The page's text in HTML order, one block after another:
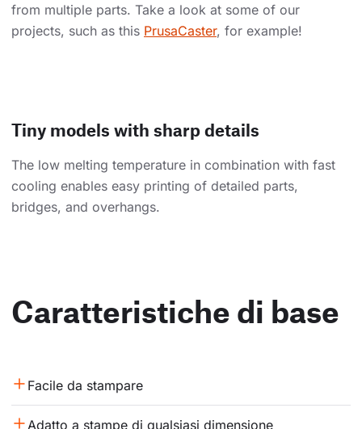
from multiple parts. Take a look at some of our
projects, such as this PrusaCaster, for example!
Tiny models with sharp details
The low melting temperature in combination with fast
cooling enables easy printing of detailed parts,
bridges, and overhangs.
Caratteristiche di base
Facile da stampare
Adatto a stampe di qualsiasi dimensione